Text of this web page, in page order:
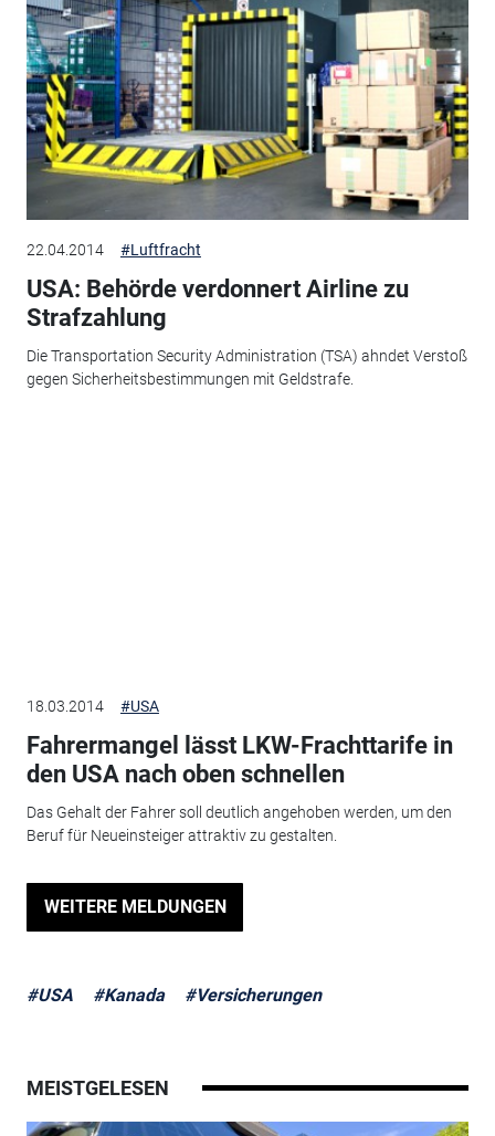
22.04.2014 #Luftfracht
USA: Behörde verdonnert Airline zu
Strafzahlung
Die Transportation Security Administration (TSA) ahndet Verstoß
gegen Sicherheitsbestimmungen mit Geldstrafe.
18.03.2014 #USA
Fahrermangel lässt LKW-Frachttarife in
den USA nach oben schnellen
Das Gehalt der Fahrer soll deutlich angehoben werden, um den
Beruf für Neueinsteiger attraktiv zu gestalten.
WEITERE MELDUNGEN
#USA #Kanada #Versicherungen
MEISTGELESEN